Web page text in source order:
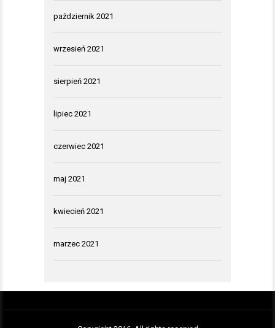
październik 2021
wrzesień 2021
sierpień 2021
lipiec 2021
czerwiec 2021
maj 2021
kwiecień 2021
marzec 2021